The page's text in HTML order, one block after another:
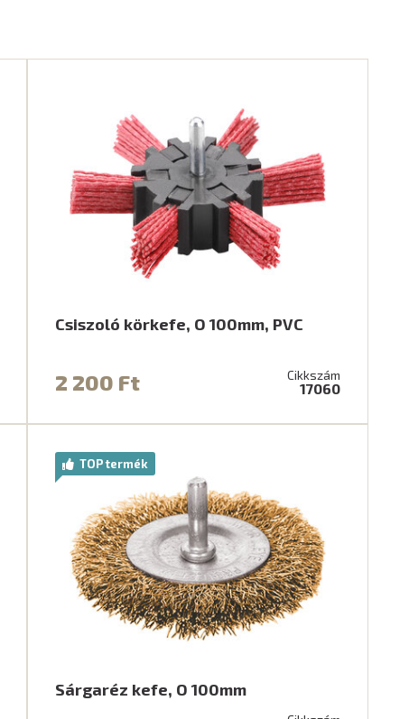
Csiszoló körkefe, O 100mm, PVC
2 200 Ft Cikkszám
17060
TOP termék
Sárgaréz kefe, O 100mm